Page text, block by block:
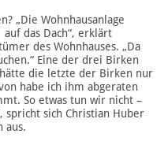
„Die Wohnhausanlage
das Dach“, erklärt
des Wohnhauses. „Da
Eine der drei Birken
die letzte der Birken nur
habe ich ihm abgeraten
So etwas tun wir nicht –
spricht sich Christian Huber
aus.